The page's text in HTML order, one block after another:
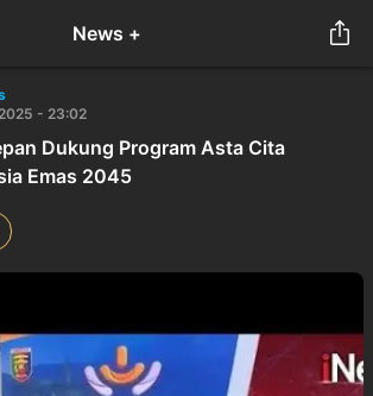
News +
- 23:02
Dukung Program Asta Cita
Emas 2045